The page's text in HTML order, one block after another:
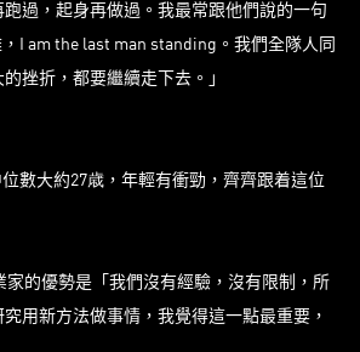
過，起身再做過。我最常跟他們說的一句
I am the last man standing。我們全隊人同
挫折，都要繼續走下去。」
位數大約27歳，年輕有衝勁，齊齊跟着這位
家的優勢是「我們沒有經驗，沒有限制，所
用新方法做事情，我覺得這一點最重要，